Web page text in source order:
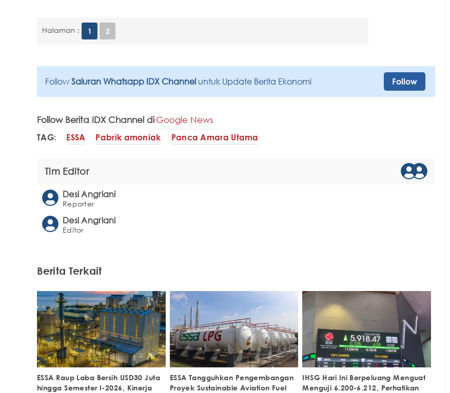
Halaman : 1 2
Follow Saluran Whatsapp IDX Channel untuk Update Berita Ekonomi Follow
Follow Berita IDX Channel diGoogle News
TAG: ESSA Pabrik amoniak Panca Amara Utama
Tim Editor
Desi Angriani
Reporter
Desi Angriani
Editor
Berita Terkait
ESSA Raup Laba Bersih USD30 Juta
hingga Semester I-2026, Kinerja
ESSA Tangguhkan Pengembangan
Proyek Sustainable Aviation Fuel
IHSG Hari Ini Berpeluang Menguat
Menguji 6.200-6.212, Perhatikan